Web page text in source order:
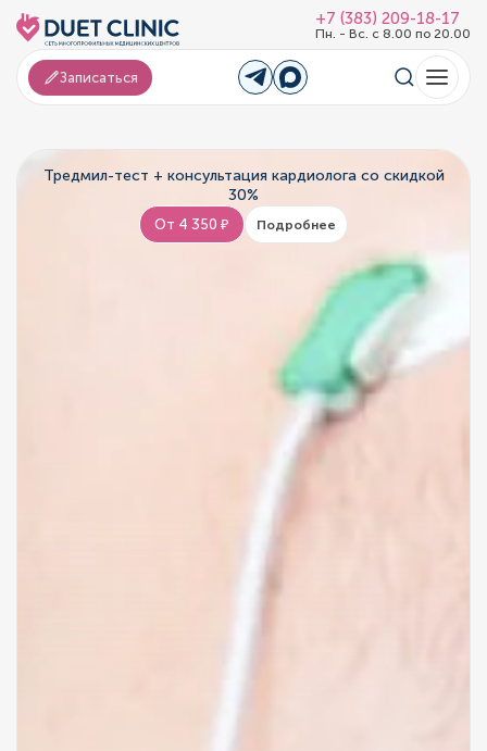
+7 (383) 209-18-17
Пн. - Вс. с 8.00 по 20.00
Записаться
Тредмил-тест + консультация кардиолога со скидкой
30%
От 4 350 ₽ Подробнее